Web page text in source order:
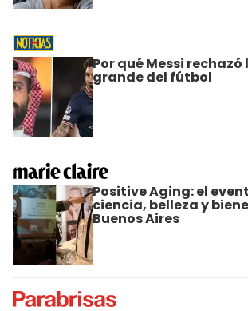
Por qué Messi
grande del fútbol
Positive Aging: el
ciencia, belleza y
Buenos Aires